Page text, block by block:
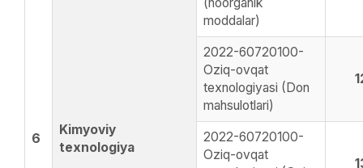
6
Kimyoviy
texnologiya
moddalar)
2022-60720100-
Oziq-ovqat
texnologiyasi (Don
mahsulotlari)
2022-60720100-
Oziq-ovqat